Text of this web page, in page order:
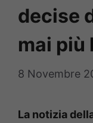
decise
mai più
8 Novembre
La notizia